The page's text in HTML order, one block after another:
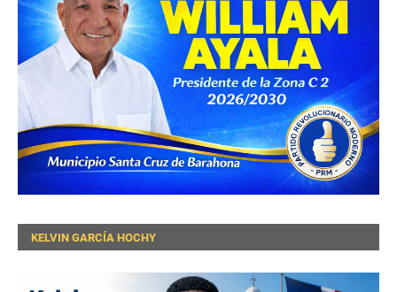
KELVIN GARCÍA HOCHY